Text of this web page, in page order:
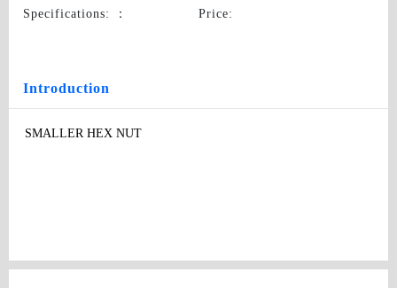
Specifications:
： Price:
Introduction
SMALLER HEX NUT